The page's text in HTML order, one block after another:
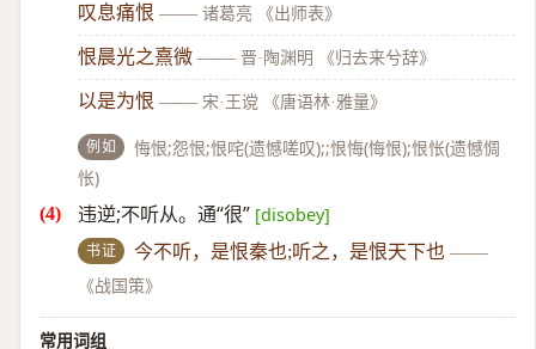
叹息痛恨 —— 诸葛亮 《出师表》
恨晨光之熹微 —— 晋·陶渊明 《归去来兮辞》
以是为恨 —— 宋·王谠 《唐语林·雅量》
例如
悔恨;怨恨;恨咤(遗憾嗟叹);;恨悔(悔恨);恨怅(遗憾惆
怅)
违逆;不听从。通“很” [disobey]
书证 今不听，是恨秦也;听之，是恨天下也 ——
《战国策》
常用词组